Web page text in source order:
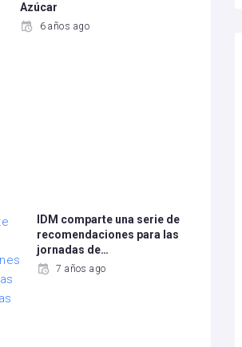
Azúcar
6 años ago
IDM comparte una serie de
recomendaciones para las
jornadas de…
7 años ago